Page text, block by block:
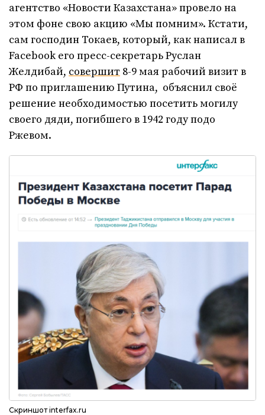
агентство «Новости Казахстана» провело на
этом фоне свою акцию «Мы помним». Кстати,
сам господин Токаев, который, как написал в
Facebook его пресс-секретарь Руслан
Желдибай, совершит 8-9 мая рабочий визит в
РФ по приглашению Путина, объяснил своё
решение необходимостью посетить могилу
своего дяди, погибшего в 1942 году подо
Ржевом.
Скриншот interfax.ru